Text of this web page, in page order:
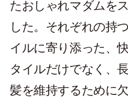
たおしゃれマダムを
した。それぞれの持
イルに寄り添った、
タイルだけでなく、
髪を維持するために